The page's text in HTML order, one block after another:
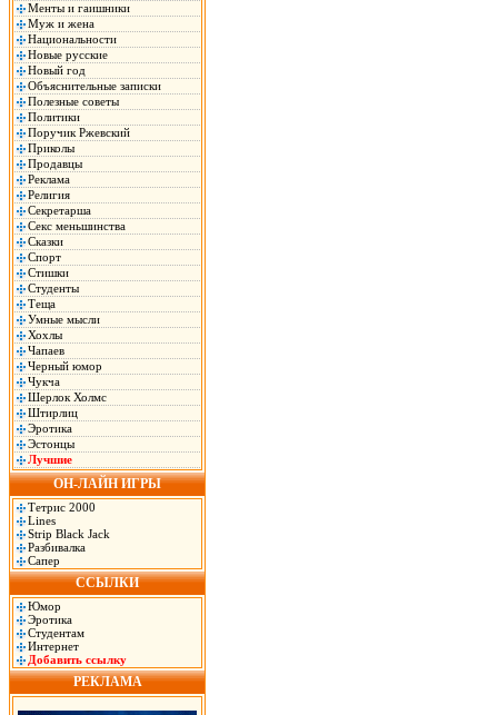
Менты и гаишники
Муж и жена
Национальности
Новые русские
Новый год
Объяснительные записки
Полезные советы
Политики
Поручик Ржевский
Приколы
Продавцы
Реклама
Религия
Секретарша
Секс меньшинства
Сказки
Спорт
Стишки
Студенты
Теща
Умные мысли
Хохлы
Чапаев
Черный юмор
Чукча
Шерлок Холмс
Штирлиц
Эротика
Эстонцы
Лучшие
ОН-ЛАЙН ИГРЫ
Тетрис 2000
Lines
Strip Black Jack
Разбивалка
Сапер
ССЫЛКИ
Юмор
Эротика
Студентам
Интернет
Добавить ссылку
РЕКЛАМА